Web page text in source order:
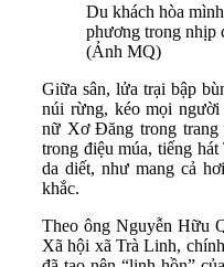
Du khách hòa
phương trong nhịp
(Ảnh MQ)
Giữa sân, lửa trại bập
núi rừng, kéo mọi
nữ Xơ Đăng trong trang
trong điệu múa, tiếng
da diết, như mang cả
khắc.
Theo ông Nguyễn Hữu
Xã hội xã Trà Linh,